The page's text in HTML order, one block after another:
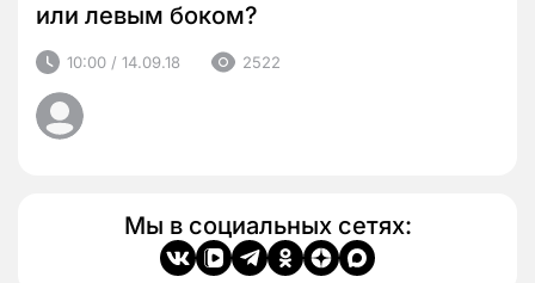
или левым боком?
10:00 / 14.09.18 2522
Мы в социальных сетях: